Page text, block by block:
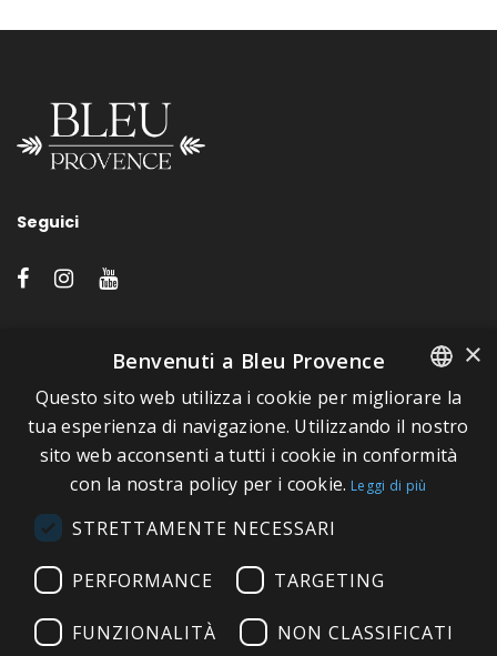
Seguici
A proposito di Bleu Provence
Informazioni legali
Condizioni di vendita
Contatti
FRENCH
ITALIAN
GERMAN
×
Benvenuti a Bleu Provence
Questo sito web utilizza i cookie per migliorare la
tua esperienza di navigazione. Utilizzando il nostro
sito web acconsenti a tutti i cookie in conformità
con la nostra policy per i cookie. Leggi di più
STRETTAMENTE NECESSARI
PERFORMANCE TARGETING
FUNZIONALITÀ NON CLASSIFICATI